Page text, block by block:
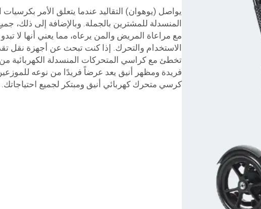
يواصل (يوهوان) التقاليد عندما يتعلق الأمر بكرسيات
المنسدلة للمشترين بالجملة. وبالإضافة إلى ذلك،
مع مراعاة المريض والمن يرعاه، مما يعني أنها لا
الاستخدام والتحرك. إذا كنت تبحث عن أجهزة نقل
تخطئ مع كراسي المتحركات المنسدلة الكهربائية
فريدة ومظهر أنيق يعد عرضاً فريدًا من نوعه
كرسي متحرك كهربائي أنيق ومبتكر لجميع احتياجاتك.